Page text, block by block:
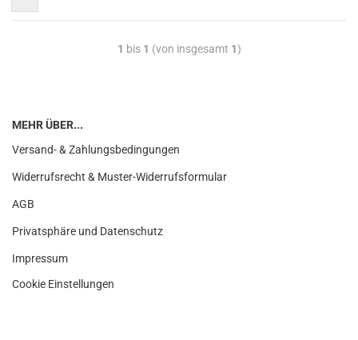
1 bis 1 (von insgesamt 1)
MEHR ÜBER...
Versand- & Zahlungsbedingungen
Widerrufsrecht & Muster-Widerrufsformular
AGB
Privatsphäre und Datenschutz
Impressum
Cookie Einstellungen